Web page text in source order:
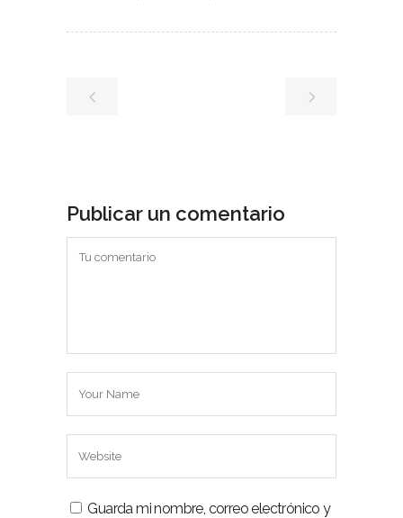
Publicar un comentario
Guarda mi nombre, correo electrónico y